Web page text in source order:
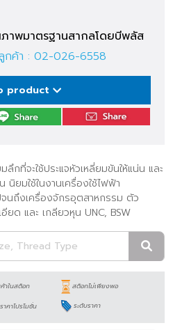
าพมาตรฐานสากลโดยบีพลัส
กค้า : 02-026-6558
product
กที่จะใช้ประแจหัวเหลี่ยมขันให้แน่น และ
นิยมใช้ในงานเครื่องใช้ไฟฟ้า
นถึงเครื่องจักรอุตสาหกรรม ตัว
ยด และ เกลียวหุน UNC, BSW
าในสต็อก
สต็อกไม่เพียงพอ
คาโปรโมชั่น ระดับราคา